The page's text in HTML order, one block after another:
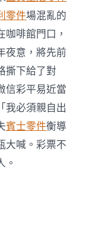
行
墊
付
后
報
警，
律
OSDER
奧
斯
德
汽
車
材
零件場混亂的
啡館門口，
夜意，將先前
撕下給了對
信彩平易近當
我必須親自出
賓士零件衡導
大喊。彩票不
。